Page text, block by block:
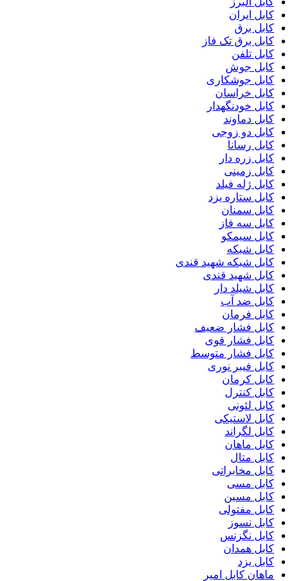
کابل ایران
کابل برق
کابل برق تک فاز
کابل تلفن
کابل جوش
کابل جوشکاری
کابل خراسان
کابل خودنگهدار
کابل دماوند
کابل دو زوجی
کابل رسانا
کابل زره دار
کابل زمینی
کابل ژله فیلد
کابل ستاره یزد
کابل سمنان
کابل سه فاز
کابل سیمکو
کابل شبکه
کابل شبکه شهید قندی
کابل شهید قندی
کابل شیلد دار
کابل ضد آب
کابل فرمان
کابل فشار ضعیف
کابل فشار قوی
کابل فشار متوسط
کابل فیبر نوری
کابل کرمان
کابل کنترل
کابل لئونی
کابل لاستیکی
کابل لگراند
کابل ماهان
کابل متال
کابل مخابراتی
کابل مسی
کابل مسین
کابل مفتولی
کابل نسوز
کابل نگزنس
کابل همدان
کابل یزد
ماهان کابل امیر